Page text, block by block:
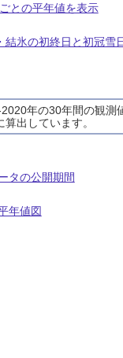
との平年値を表示
結氷の初終日と初冠雪
年の30年間の観測
出しています。
タの公開期間
年値図